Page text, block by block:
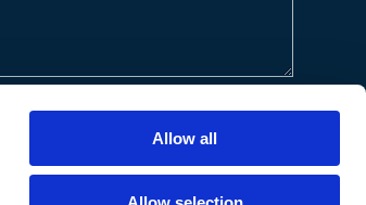
Allow all